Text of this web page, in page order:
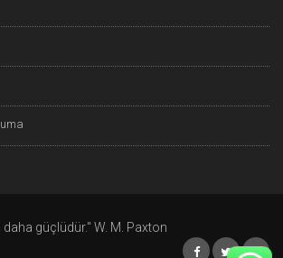
güçlüdür." W. M. Paxton